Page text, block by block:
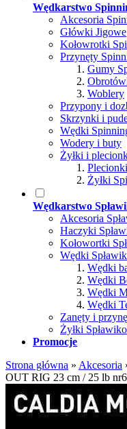
Wędkarstwo
Akcesoria
Główki Jigowe
Kołowrotki
Przynęty
Gumy
Woblery
Przypony i
Skrzynki i
Wędki
Wodery i buty
Żyłki i
Żyłki
Wędkarstwo
Akcesoria
Haczyki
Kołowortki
Wędki
Wędki
Wędki
Wędki
Wędki
Zanęty i
Żyłki
Promocje
Strona główna » Akcesoria
OUT RIG 23 cm / 25 lb nr6